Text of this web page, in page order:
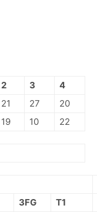
2 3
4
21 27
20
19 10 22
3FG
T1